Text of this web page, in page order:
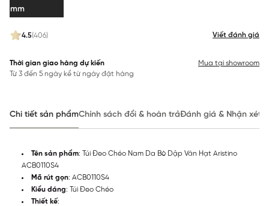
4.5(406) Viết đánh giá
mm
Thời gian giao hàng dự kiến
Từ 3 đến 5 ngày kể từ ngày đặt hàng
Mua tại showroom
Chi tiết sản phẩmChính sách đổi & hoàn trảĐánh giá & Nhận xét
Tên sản phẩm: Túi Đeo Chéo Nam Da Bò Dập Vân Hạt Aristino
ACB0110S4
Mã rút gọn: ACB0110S4
Kiểu dáng: Túi Đeo Chéo
Thiết kế: